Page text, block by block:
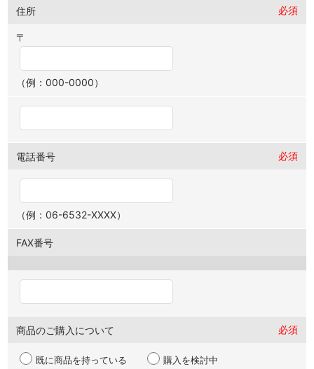
住所 必須
〒
（例：000-0000）
電話番号 必須
（例：06-6532-XXXX）
FAX番号
商品のご購入について 必須
既に商品を持っている 購入を検討中